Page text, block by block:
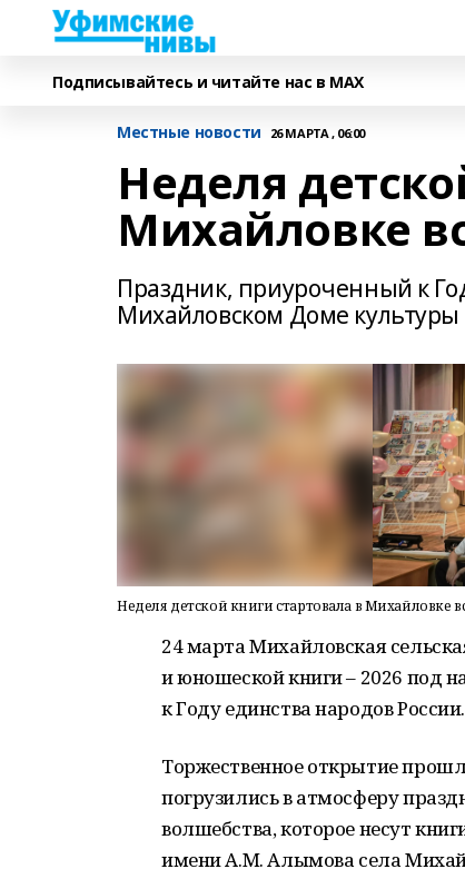
Подписывайтесь и читайте нас в MAX
Местные новости 26 МАРТА , 06:00
Неделя
Михайловке
Праздник, приуроченный к
Михайловском Доме культуры
Неделя детской книги стартовала в Михайловке
24 марта Михайловская
и юношеской книги – 2026 под
к Году единства народов России.
Торжественное открытие
погрузились в атмосферу
волшебства, которое несут
имени А.М. Алымова села